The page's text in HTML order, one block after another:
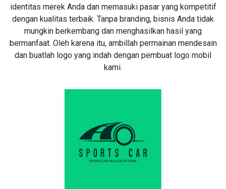
identitas merek Anda dan memasuki pasar yang kompetitif
dengan kualitas terbaik. Tanpa branding, bisnis Anda tidak
mungkin berkembang dan menghasilkan hasil yang
bermanfaat. Oleh karena itu, ambillah permainan mendesain
dan buatlah logo yang indah dengan pembuat logo mobil
kami.